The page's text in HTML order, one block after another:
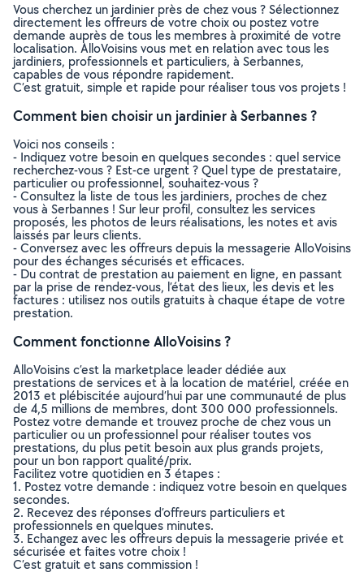
Vous cherchez un jardinier près de chez vous ? Sélectionnez
directement les offreurs de votre choix ou postez votre
demande auprès de tous les membres à proximité de votre
localisation. AlloVoisins vous met en relation avec tous les
jardiniers, professionnels et particuliers, à Serbannes,
capables de vous répondre rapidement.
C’est gratuit, simple et rapide pour réaliser tous vos projets !
Comment bien choisir un jardinier à Serbannes ?
Voici nos conseils :
- Indiquez votre besoin en quelques secondes : quel service
recherchez-vous ? Est-ce urgent ? Quel type de prestataire,
particulier ou professionnel, souhaitez-vous ?
- Consultez la liste de tous les jardiniers, proches de chez
vous à Serbannes ! Sur leur profil, consultez les services
proposés, les photos de leurs réalisations, les notes et avis
laissés par leurs clients.
- Conversez avec les offreurs depuis la messagerie AlloVoisins
pour des échanges sécurisés et efficaces.
- Du contrat de prestation au paiement en ligne, en passant
par la prise de rendez-vous, l’état des lieux, les devis et les
factures : utilisez nos outils gratuits à chaque étape de votre
prestation.
Comment fonctionne AlloVoisins ?
AlloVoisins c’est la marketplace leader dédiée aux
prestations de services et à la location de matériel, créée en
2013 et plébiscitée aujourd’hui par une communauté de plus
de 4,5 millions de membres, dont 300 000 professionnels.
Postez votre demande et trouvez proche de chez vous un
particulier ou un professionnel pour réaliser toutes vos
prestations, du plus petit besoin aux plus grands projets,
pour un bon rapport qualité/prix.
Facilitez votre quotidien en 3 étapes :
1. Postez votre demande : indiquez votre besoin en quelques
secondes.
2. Recevez des réponses d’offreurs particuliers et
professionnels en quelques minutes.
3. Echangez avec les offreurs depuis la messagerie privée et
sécurisée et faites votre choix !
C’est gratuit et sans commission !